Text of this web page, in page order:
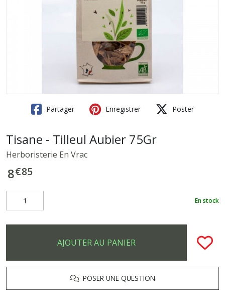
Partager Enregistrer Poster
Tisane - Tilleul Aubier 75Gr
Herboristerie En Vrac
8€85
En stock
AJOUTER AU PANIER
POSER UNE QUESTION